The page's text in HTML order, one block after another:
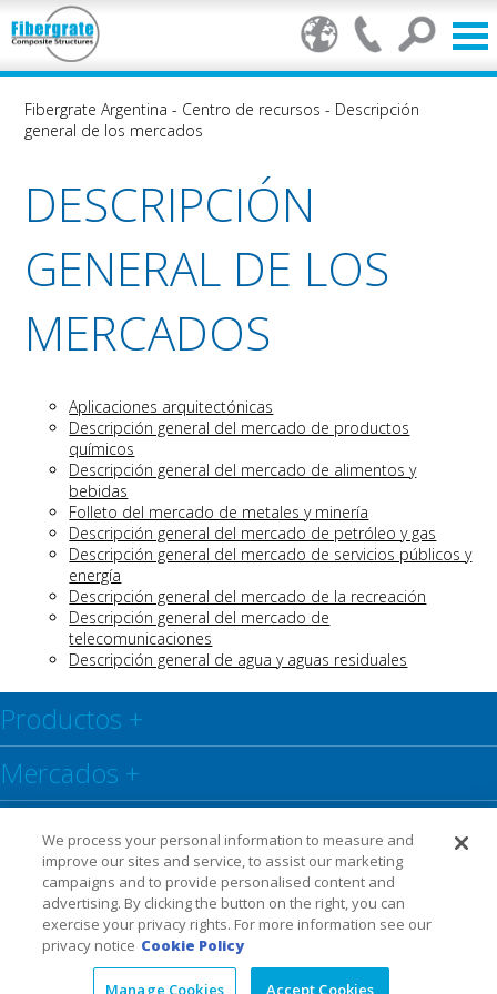
Fibergrate Argentina - Centro de recursos - Descripción
general de los mercados
DESCRIPCIÓN
GENERAL DE LOS
MERCADOS
Aplicaciones arquitectónicas
Descripción general del mercado de productos
químicos
Descripción general del mercado de alimentos y
bebidas
Folleto del mercado de metales y minería
Descripción general del mercado de petróleo y gas
Descripción general del mercado de servicios públicos y
energía
Descripción general del mercado de la recreación
Descripción general del mercado de
telecomunicaciones
Descripción general de agua y aguas residuales
Productos +
Mercados +
Centro de recursos +
Social+
We process your personal information to measure and
improve our sites and service, to assist our marketing
campaigns and to provide personalised content and
advertising. By clicking the button on the right, you can
exercise your privacy rights. For more information see our
privacy notice Cookie Policy
Manage Cookies Accept Cookies